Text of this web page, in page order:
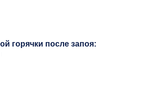
горячки после запоя: